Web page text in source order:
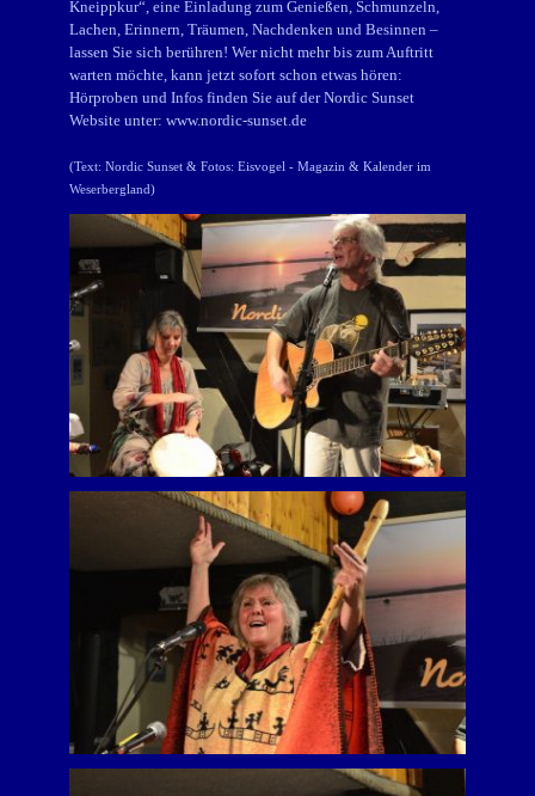
Kneippkur“, eine Einladung zum Genießen, Schmunzeln,
Lachen, Erinnern, Träumen, Nachdenken und Besinnen –
lassen Sie sich berühren! Wer nicht mehr bis zum Auftritt
warten möchte, kann jetzt sofort schon etwas hören:
Hörproben und Infos finden Sie auf der Nordic Sunset
Website unter: www.nordic-sunset.de
(Text: Nordic Sunset & Fotos: Eisvogel - Magazin & Kalender im
Weserbergland)